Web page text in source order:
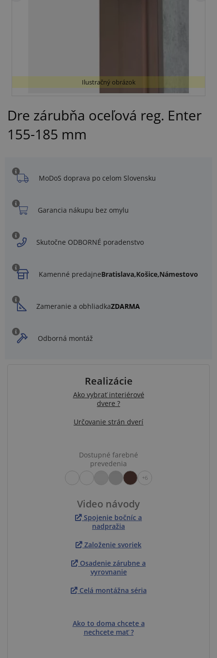
Ilustračný obrázok
Dre zárubňa oceľová reg. Enter
155-185 mm
MoDoS doprava po celom Slovensku
Garancia nákupu bez omylu
Skutočne ODBORNÉ poradenstvo
Kamenné predajneBratislava,Košice,Námestovo
Zameranie a obhliadkaZDARMA
Odborná montáž
Realizácie
Ako vybrať interiérové
dvere ?
Určovanie strán dverí
Dostupné farebné
prevedenia
+6
Video návody
Spojenie bočníc a
nadpražia
Založenie svoriek
Osadenie zárubne a
vyrovnanie
Celá montážna séria
Ako to doma chcete a
nechcete mať ?